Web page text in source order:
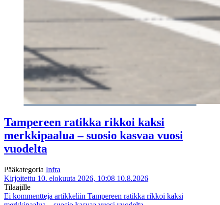
Tampereen ratikka rikkoi kaksi
merkkipaalua – suosio kasvaa vuosi
vuodelta
Pääkategoria Infra
Kirjoitettu 10. elokuuta 2026, 10:08 10.8.2026
Tilaajille
Ei kommentteja artikkeliin Tampereen ratikka rikkoi kaksi